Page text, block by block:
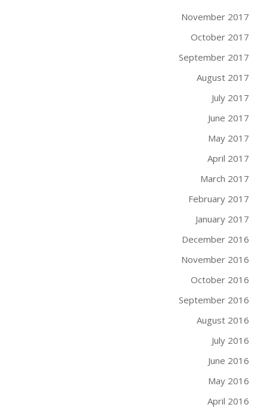
November 2017
October 2017
September 2017
August 2017
July 2017
June 2017
May 2017
April 2017
March 2017
February 2017
January 2017
December 2016
November 2016
October 2016
September 2016
August 2016
July 2016
June 2016
May 2016
April 2016